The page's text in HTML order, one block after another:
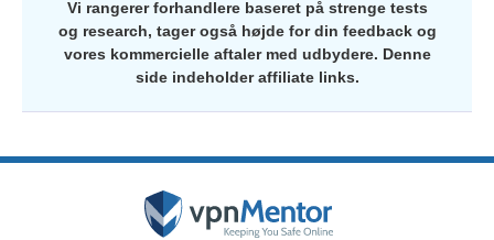
Vi rangerer forhandlere baseret på strenge tests
og research, tager også højde for din feedback og
vores kommercielle aftaler med udbydere. Denne
side indeholder affiliate links.